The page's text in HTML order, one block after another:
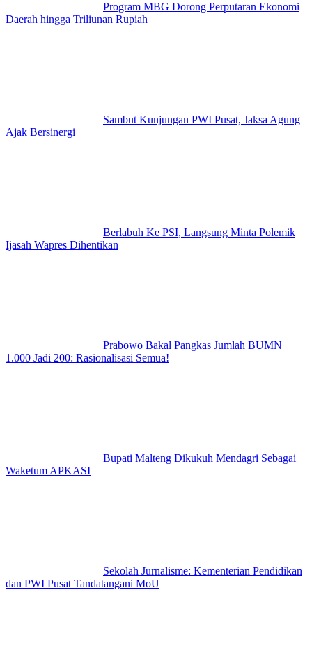
Program MBG Dorong Perputaran Ekonomi
Daerah hingga Triliunan Rupiah
Sambut Kunjungan PWI Pusat, Jaksa Agung
Ajak Bersinergi
Berlabuh Ke PSI, Langsung Minta Polemik
Ijasah Wapres Dihentikan
Prabowo Bakal Pangkas Jumlah BUMN
1.000 Jadi 200: Rasionalisasi Semua!
Bupati Malteng Dikukuh Mendagri Sebagai
Waketum APKASI
Sekolah Jurnalisme: Kementerian Pendidikan
dan PWI Pusat Tandatangani MoU